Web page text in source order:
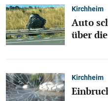
Kirchheim
Auto
über
Kirchheim